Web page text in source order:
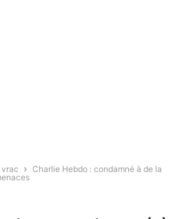
vrac
Charlie Hebdo : condamné à de la